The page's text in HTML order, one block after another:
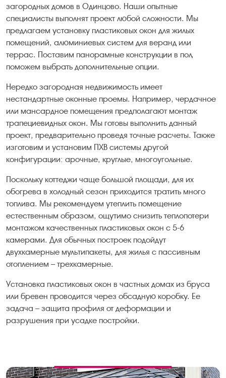
загородных домов в Одинцово. Наши опытные
специалисты выполнят проект любой сложности. Мы
предлагаем установку пластиковых окон для жилых
помещений, алюминиевых систем для веранд или
террас. Поставим панорамные конструкции в пол,
поможем выбрать дополнительные опции.
Нередко загородная недвижимость имеет
нестандартные оконные проемы. Например, чердачное
или мансардное помещения предполагают монтаж
трапециевидных окон. Мы готовы выполнить данный
проект, предварительно проведя точные расчеты. Также
изготовим и установим ПХВ системы другой
конфигурации: арочные, круглые, многоугольные.
Поскольку коттеджи чаще большой площади, для их
обогрева в холодный сезон приходится тратить много
топлива. Мы рекомендуем утеплить помещение
естественным образом, ощутимо снизить теплопотери
монтажом качественных пластиковых окон с 5-6
камерами. Для обычных построек подойдут
двухкамерные мультипакеты, для жилья с пассивным
отоплением – трехкамерные.
Установка пластиковых окон в частных домах из бруса
или бревен проводится через обсадную коробку. Ее
задача – защита профиля от деформации и
разрушения при усадке постройки.